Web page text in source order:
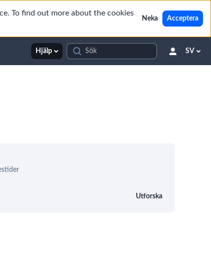
To find out more about the cookies
Neka Acceptera
Hjälp SV
Utforska